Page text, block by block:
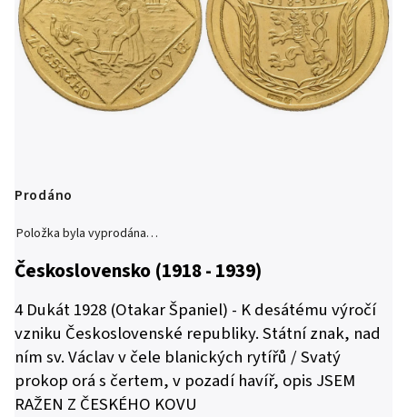
Prodáno
Položka byla vyprodána…
Československo (1918 - 1939)
4 Dukát 1928 (Otakar Španiel) - K desátému výročí
vzniku Československé republiky. Státní znak, nad
ním sv. Václav v čele blanických rytířů / Svatý
prokop orá s čertem, v pozadí havíř, opis JSEM
RAŽEN Z ČESKÉHO KOVU